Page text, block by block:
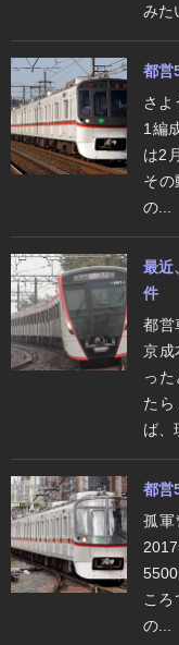
みた
都営
さ
1編
は2
その
の...
最近
件
都営
京成
っ
た
ば、
都営
孤軍
こ
の...